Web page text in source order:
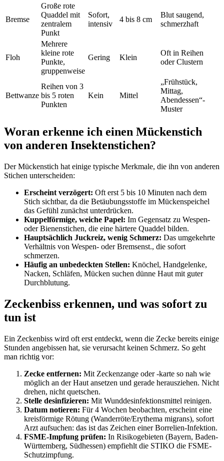
Bremse
Große rote
Quaddel mit
zentralem
Punkt
Sofort,
intensiv
4 bis 8 cm
Blut saugend,
schmerzhaft
Floh
Mehrere
kleine rote
Punkte,
gruppenweise
Gering Klein
Oft in Reihen
oder Clustern
Bettwanze
Reihen von 3
bis 5 roten
Punkten
Kein Mittel
„Frühstück,
Mittag,
Abendessen“-
Muster
Woran erkenne ich einen Mückenstich
von anderen Insektenstichen?
Der Mückenstich hat einige typische Merkmale, die ihn von anderen
Stichen unterscheiden:
Erscheint verzögert: Oft erst 5 bis 10 Minuten nach dem
Stich sichtbar, da die Betäubungsstoffe im Mückenspeichel
das Gefühl zunächst unterdrücken.
Kuppelförmige, weiche Papel: Im Gegensatz zu Wespen-
oder Bienenstichen, die eine härtere Quaddel bilden.
Hauptsächlich Juckreiz, wenig Schmerz: Das umgekehrte
Verhältnis von Wespen- oder Bremsenst., die sofort
schmerzen.
Häufig an unbedeckten Stellen: Knöchel, Handgelenke,
Nacken, Schläfen, Mücken suchen dünne Haut mit guter
Durchblutung.
Zeckenbiss erkennen, und was sofort zu
tun ist
Ein Zeckenbiss wird oft erst entdeckt, wenn die Zecke bereits einige
Stunden angebissen hat, sie verursacht keinen Schmerz. So geht
man richtig vor:
Zecke entfernen: Mit Zeckenzange oder -karte so nah wie
möglich an der Haut ansetzen und gerade herausziehen. Nicht
drehen, nicht quetschen.
Stelle desinfizieren: Mit Wunddesinfektionsmittel reinigen.
Datum notieren: Für 4 Wochen beobachten, erscheint eine
kreisförmige Rötung (Wanderröte/Erythema migrans), sofort
Arzt aufsuchen: das ist das Zeichen einer Borrelien-Infektion.
FSME-Impfung prüfen: In Risikogebieten (Bayern, Baden-
Württemberg, Südhessen) empfiehlt die STIKO die FSME-
Schutzimpfung.